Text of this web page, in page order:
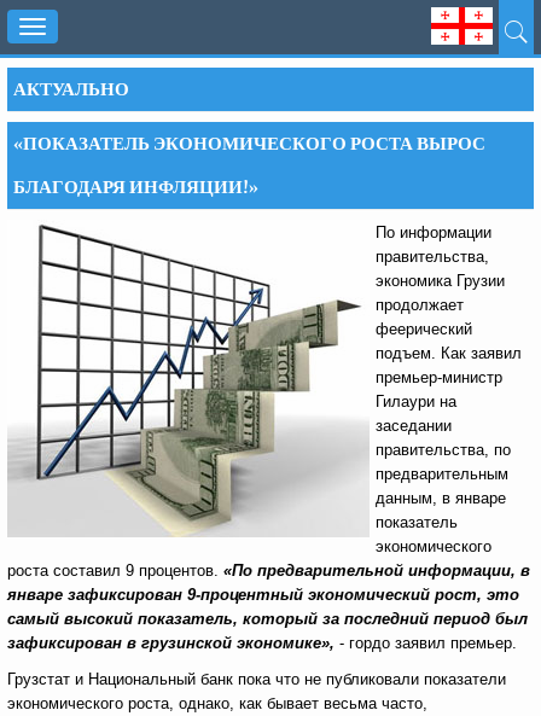
Toggle
navigation
АКТУАЛЬНО
«ПОКАЗАТЕЛЬ ЭКОНОМИЧЕСКОГО РОСТА ВЫРОС
БЛАГОДАРЯ ИНФЛЯЦИИ!»
По информации
правительства,
экономика Грузии
продолжает
феерический
подъем. Как заявил
премьер-министр
Гилаури на
заседании
правительства, по
предварительным
данным, в январе
показатель
экономического
роста составил 9 процентов. «По предварительной информации, в
январе зафиксирован 9-процентный экономический рост, это
самый высокий показатель, который за последний период был
зафиксирован в грузинской экономике», - гордо заявил премьер.
Грузстат и Национальный банк пока что не публиковали показатели
экономического роста, однако, как бывает весьма часто,